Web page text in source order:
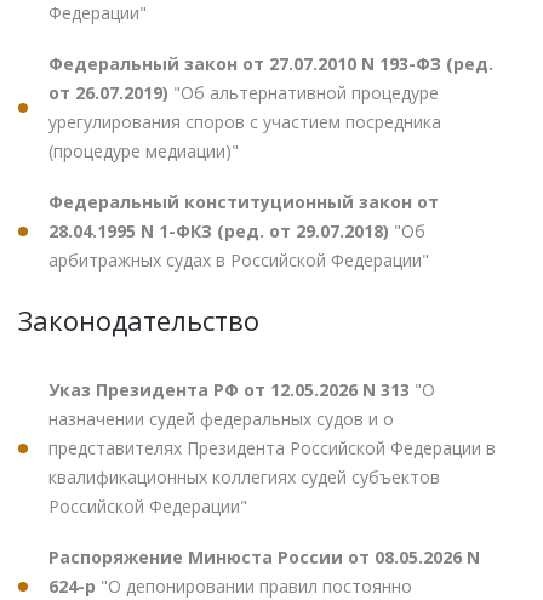
Федерации"
Федеральный закон от 27.07.2010 N 193-ФЗ (ред.
от 26.07.2019) "Об альтернативной процедуре
урегулирования споров с участием посредника
(процедуре медиации)"
Федеральный конституционный закон от
28.04.1995 N 1-ФКЗ (ред. от 29.07.2018) "Об
арбитражных судах в Российской Федерации"
Законодательство
Указ Президента РФ от 12.05.2026 N 313 "О
назначении судей федеральных судов и о
представителях Президента Российской Федерации в
квалификационных коллегиях судей субъектов
Российской Федерации"
Распоряжение Минюста России от 08.05.2026 N
624-р "О депонировании правил постоянно